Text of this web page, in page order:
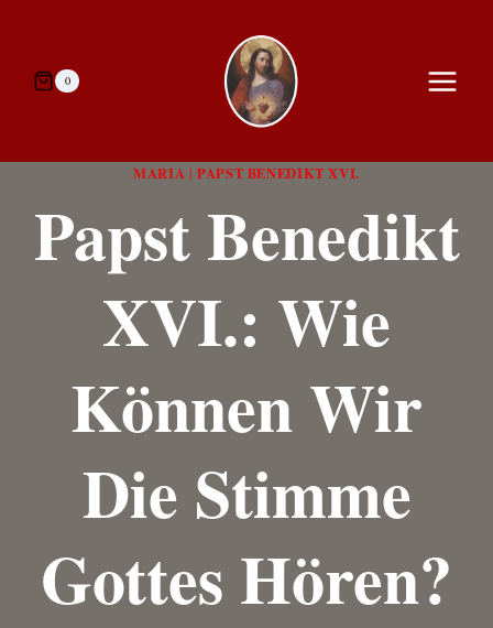
springen0
MARIA |PAPST BENEDIKT XVI.
Papst Benedikt
XVI.: Wie
Können Wir
Die Stimme
Gottes Hören?